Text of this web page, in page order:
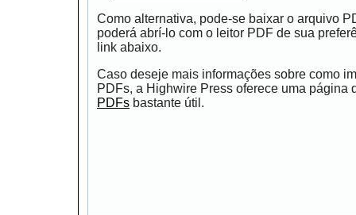
Como alternativa, pode-se baixar o arquivo
poderá abrí-lo com o leitor PDF de sua
link abaixo.
Caso deseje mais informações sobre como
PDFs, a Highwire Press oferece uma página
PDFs bastante útil.